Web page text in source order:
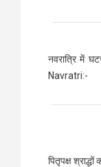
नवरात्रि में
Navratri:-
पितृपक्ष